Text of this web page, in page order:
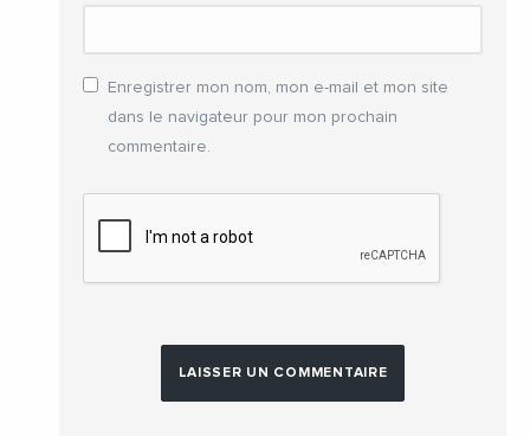
Enregistrer mon nom, mon e-mail et mon site
dans le navigateur pour mon prochain
commentaire.